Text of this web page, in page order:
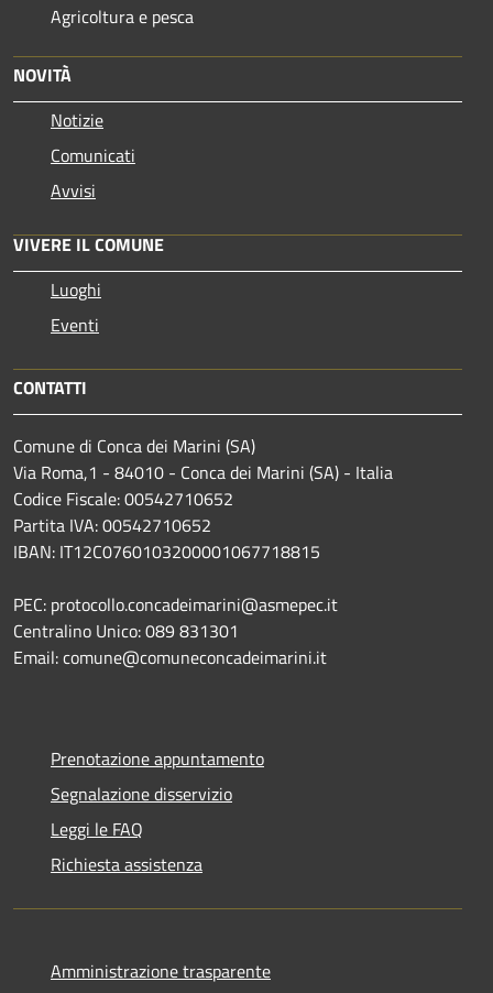
Agricoltura e pesca
NOVITÀ
Notizie
Comunicati
Avvisi
VIVERE IL COMUNE
Luoghi
Eventi
CONTATTI
Comune di Conca dei Marini (SA)
Via Roma,1 - 84010 - Conca dei Marini (SA) - Italia
Codice Fiscale: 00542710652
Partita IVA: 00542710652
IBAN: IT12C0760103200001067718815
PEC: protocollo.concadeimarini@asmepec.it
Centralino Unico: 089 831301
Email: comune@comuneconcadeimarini.it
Prenotazione appuntamento
Segnalazione disservizio
Leggi le FAQ
Richiesta assistenza
Amministrazione trasparente